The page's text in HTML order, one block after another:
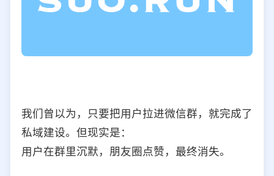
我们曾以为，只要把用户拉进微信群，就完成了
私域建设。但现实是：
用户在群里沉默，朋友圈点赞，最终消失。